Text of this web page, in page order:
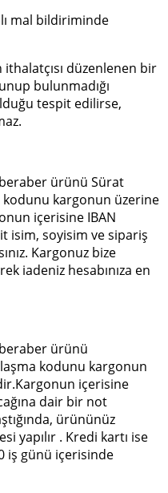
mal bildiriminde
düzenlenen bir
bulunmadığı
tespit edilirse,
ürünü Sürat
kargonun üzerine
içerisine IBAN
isim, soyisim ve sipariş
Kargonuz bize
iadeniz hesabınıza en
ürünü
kodunu kargonun
içerisine
dair bir not
ürününüz
yapılır . Kredi kartı ise
iş günü içerisinde